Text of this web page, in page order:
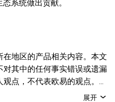
系统做出贡献。
地区的产品相关内容。本文
其中的任何事实错误或遗漏
点，不代表欧易的观点。
包括但不限于：(i) 投资建议
展开